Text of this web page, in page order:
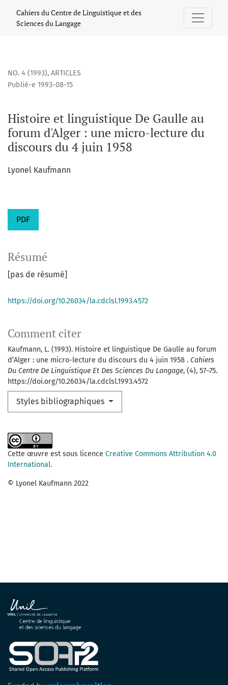
Histoire et linguistique De Gaulle au forum d&#039;Alger :
Cahiers du Centre de Linguistique et des
Sciences du Langage
NO. 4 (1993), ARTICLES
Histoire et linguistique De Gaulle au
forum d'Alger : une micro-lecture du
discours du 4 juin 1958
Publié-e 1993-08-15
Lyonel Kaufmann
PDF
Comment citer
Kaufmann, L. (1993). Histoire et linguistique De Gaulle au forum
d’Alger : une micro-lecture du discours du 4 juin 1958 . Cahiers
Du Centre De Linguistique Et Des Sciences Du Langage, (4), 57–75.
https://doi.org/10.26034/la.cdclsl.1993.4572
Styles bibliographiques
Résumé
[pas de résumé]
https://doi.org/10.26034/la.cdclsl.1993.4572
Cette œuvre est sous licence Creative Commons Attribution 4.0
International.
© Lyonel Kaufmann 2022